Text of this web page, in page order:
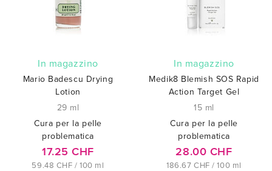
In magazzino
Mario Badescu Drying
Lotion
29 ml
Cura per la pelle
problematica
17.25 CHF
59.48 CHF / 100 ml
In magazzino
Medik8 Blemish SOS Rapid
Action Target Gel
15 ml
Cura per la pelle
problematica
28.00 CHF
186.67 CHF / 100 ml